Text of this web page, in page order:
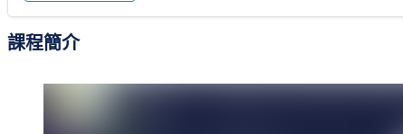
課程簡介